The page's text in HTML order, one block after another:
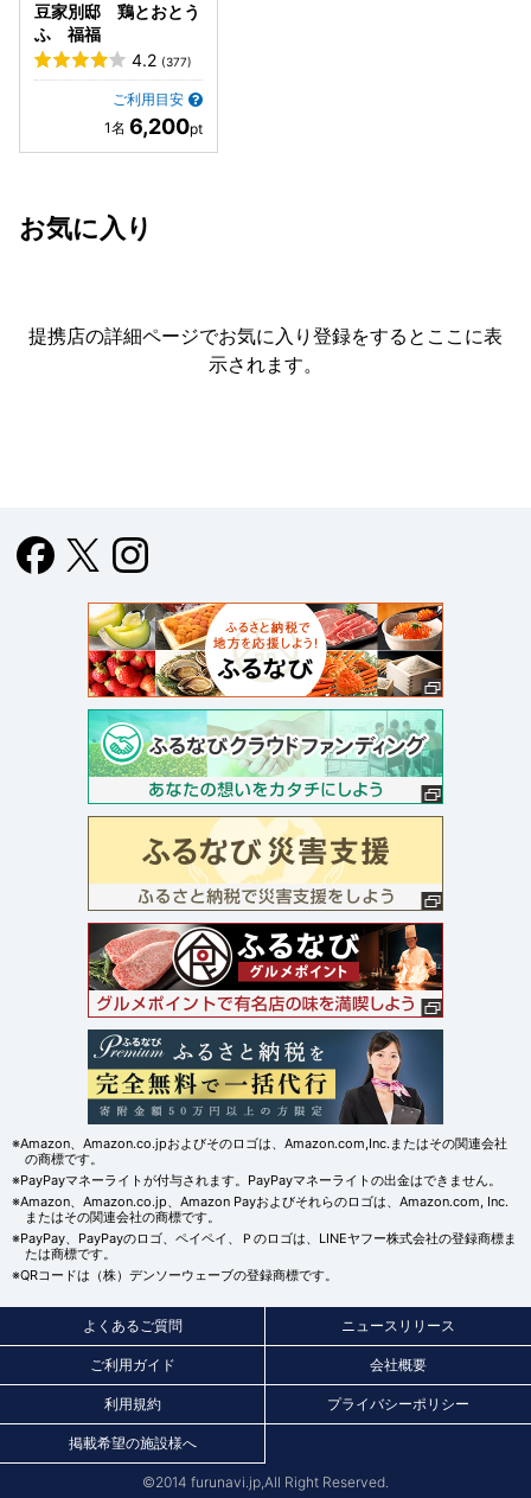
豆家別邸 鶏とおとう
ふ 福福
4.2 (377)
ご利用目安
6,200
お気に入り
提携店の詳細ページでお気に入り登録をすると ここに表
示されます。
※Amazon、Amazon.co.jpおよびそのロゴは、Amazon.com,Inc.またはその関連会社
の商標です。
※PayPayマネーライトが付与されます。PayPayマネーライトの出金はできません。
※Amazon、Amazon.co.jp、Amazon Payおよびそれらのロゴは、Amazon.com, Inc.
またはその関連会社の商標です。
※PayPay、PayPayのロゴ、ペイペイ、Ｐのロゴは、LINEヤフー株式会社の登録商標ま
たは商標です。
※QRコードは（株）デンソーウェーブの登録商標です。
よくあるご質問 ニュースリリース
ご利用ガイド 会社概要
利用規約 プライバシーポリシー
掲載希望の施設様へ
©2014 furunavi.jp,All Right Reserved.